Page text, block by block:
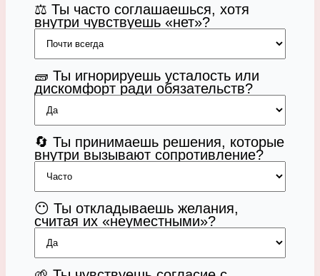
⚖️ Ты часто соглашаешься, хотя
внутри чувствуешь «нет»?
🧱 Ты игнорируешь усталость или
дискомфорт ради обязательств?
🔄 Ты принимаешь решения, которые
внутри вызывают сопротивление?
😶 Ты откладываешь желания,
считая их «неуместными»?